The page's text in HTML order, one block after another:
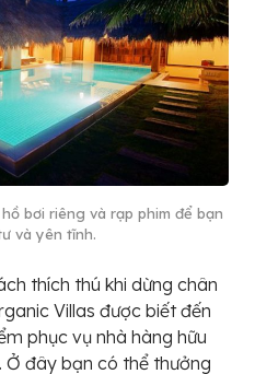
bơi riêng và rạp phim để bạn
và yên tĩnh.
thích thú khi dừng chân
Villas được biết đến
phục vụ nhà hàng hữu
Ở đây bạn có thể thưởng